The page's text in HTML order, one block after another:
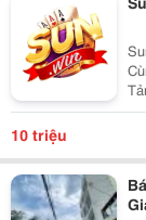
10 triệu